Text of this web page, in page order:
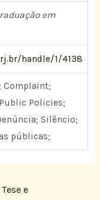
em
handle/1/4138
Complaint;
Policies;
Silêncio;
públicas;
Tese e